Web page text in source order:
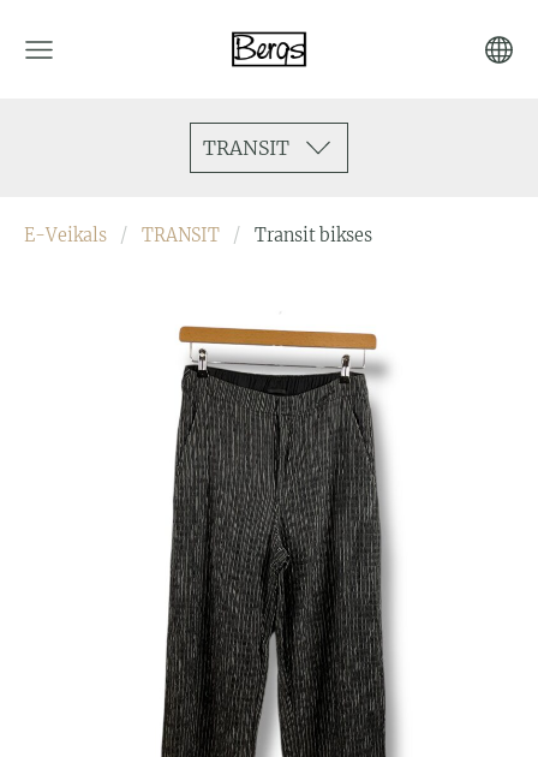
TRANSIT
E-Veikals TRANSIT Transit bikses